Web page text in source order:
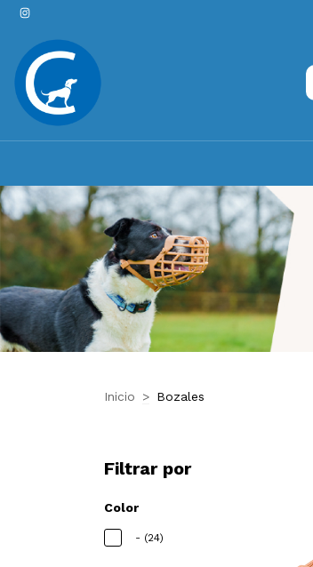
Inicio > Bozales
Filtrar por
Color
- (24)